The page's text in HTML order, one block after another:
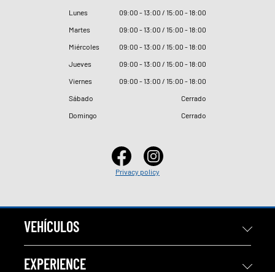
Lunes 09:00 - 13:00 / 15:00 - 18:00
Martes
09:00 - 13:00 / 15:00 - 18:00
Miércoles
09:00 - 13:00 / 15:00 - 18:00
Jueves
09:00 - 13:00 / 15:00 - 18:00
Viernes
09:00 - 13:00 / 15:00 - 18:00
Sábado
Cerrado
Domingo
Cerrado
Privacy policy
VEHÍCULOS
EXPERIENCE